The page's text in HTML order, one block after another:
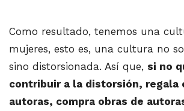
Como resultado, tenemos una
mujeres, esto es, una cultura no
sino distorsionada. Así que, si no
contribuir a la distorsión, regala
autoras, compra obras de